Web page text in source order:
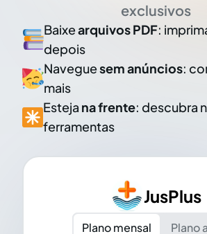
exclusivos
Baixearquivos PDF:
depois
Naveguesem anúncios:
mais
Esteja na frente: descubra
ferramentas
JusPlus
Plano mensal
Plano